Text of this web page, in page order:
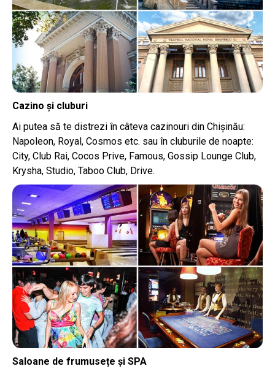
Cazino și cluburi
Ai putea să te distrezi în câteva cazinouri din Chișinău:
Napoleon, Royal, Cosmos etc. sau în cluburile de noapte:
City, Club Rai, Cocos Prive, Famous, Gossip Lounge Club,
Krysha, Studio, Taboo Club, Drive.
Saloane de frumusețe și SPA